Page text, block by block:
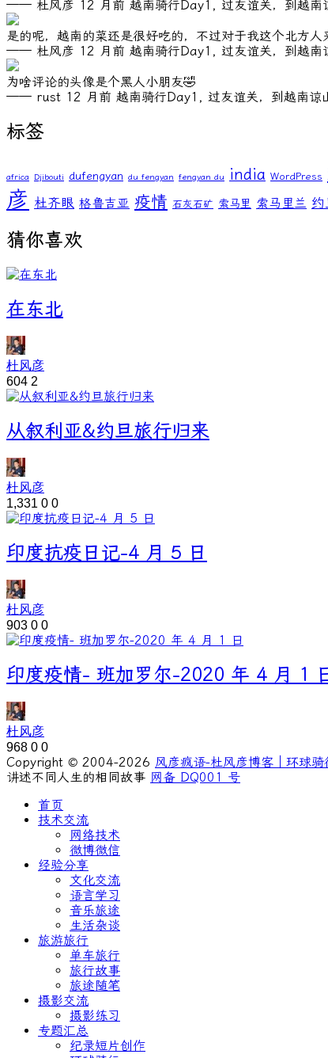
—— 杜风彦 12 月前 越南骑行Day1, 过友谊关，到越南
是的呢，越南的菜还是很好吃的，不过对于我这个北方人
—— 杜风彦 12 月前 越南骑行Day1, 过友谊关，到越南
为啥评论的头像是个黑人小朋友🤣
—— rust 12 月前 越南骑行Day1, 过友谊关，到越南谅
标签
africa Djibouti dufengyan du fengyan fengyan du india WordPress
彦 杜齐眼 格鲁吉亚 疫情 石灰石矿 索马里 索马里兰 约
猜你喜欢
在东北
杜风彦
604 2
从叙利亚&约旦旅行归来
杜风彦
1,331 0 0
印度抗疫日记-4 月 5 日
杜风彦
903 0 0
印度疫情- 班加罗尔-2020 年 4 月 1
杜风彦
968 0 0
Copyright © 2004-2026 风彦疯语-杜风彦博客｜环球骑
讲述不同人生的相同故事 网备 DQ001 号
首页
技术交流
网络技术
微博微信
经验分享
文化交流
语言学习
音乐旅途
生活杂谈
旅游旅行
单车旅行
旅行故事
旅途随笔
摄影交流
摄影练习
专题汇总
纪录短片创作